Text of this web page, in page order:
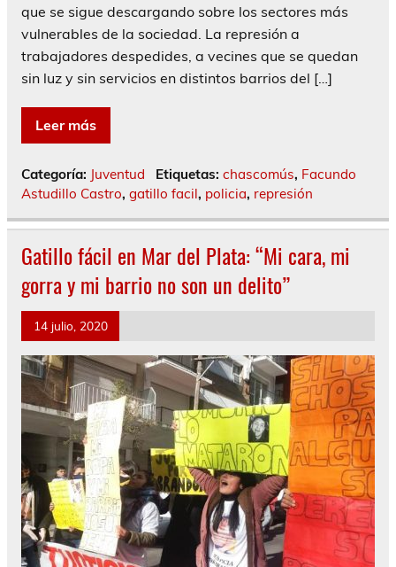
que se sigue descargando sobre los sectores más
vulnerables de la sociedad. La represión a
trabajadores despedides, a vecines que se quedan
sin luz y sin servicios en distintos barrios del […]
Leer más
Categoría: Juventud Etiquetas: chascomús, Facundo
Astudillo Castro, gatillo facil, policia, represión
Gatillo fácil en Mar del Plata: “Mi cara, mi
gorra y mi barrio no son un delito”
14 julio, 2020